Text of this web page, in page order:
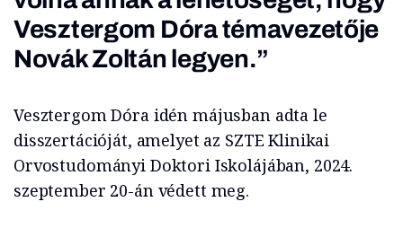
Vesztergom Dóra témavezetője
Novák Zoltán legyen.”
Vesztergom Dóra idén májusban adta le
disszertációját, amelyet az SZTE Klinikai
Orvostudományi Doktori Iskolájában, 2024.
szeptember 20-án védett meg.